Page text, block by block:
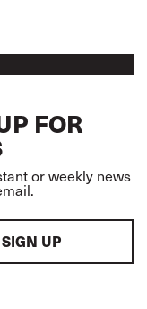
FOR
or weekly news
SIGN UP